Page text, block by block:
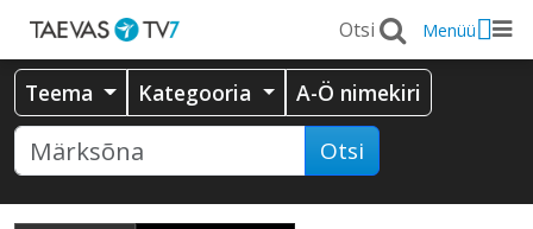
Menüü
Teema Kategooria A-Ö nimekiri
Otsi